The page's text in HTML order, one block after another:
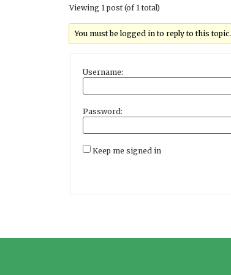
Viewing 1 post (of 1 total)
You must be logged in to reply to this topic.
Username:
Password:
Keep me signed in